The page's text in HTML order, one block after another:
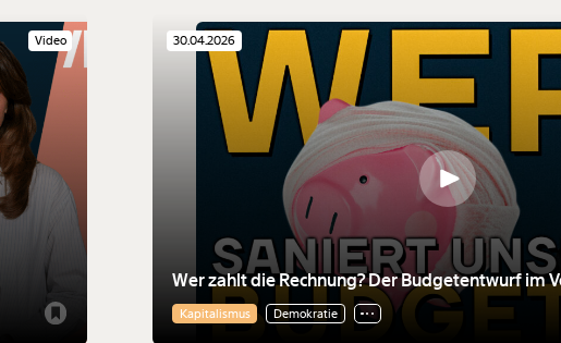
Video 30.04.2026
Wer zahlt die Rechnung? Der Budgetentwurf im
Kapitalismus Demokratie